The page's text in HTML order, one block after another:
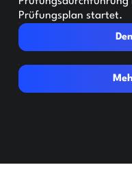
Prüfungsplan startet.
Demo buchen
Mehr erfahren